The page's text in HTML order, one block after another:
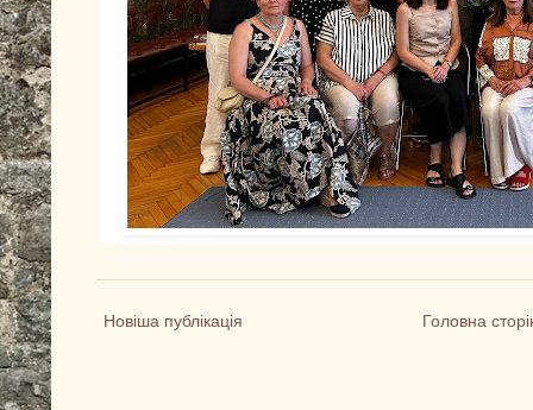
Новіша публікація Головна